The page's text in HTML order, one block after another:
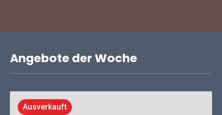
Angebote der Woche
Ausverkauft